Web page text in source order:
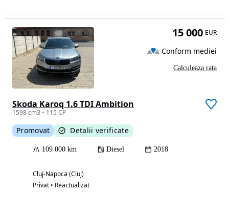
Skoda Karoq 1.6 TDI Ambition
1598 cm3 • 115 CP
Promovat Detalii verificate
109 000 km Diesel 2018
Cluj-Napoca (Cluj)
Privat • Reactualizat
15 000 EUR
Conform mediei
Calculeaza rata